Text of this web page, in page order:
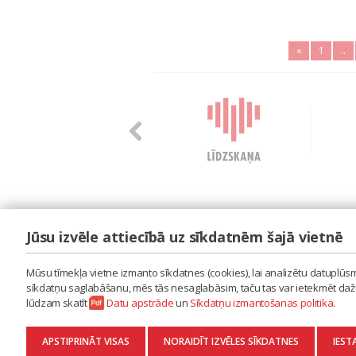
« 1 ..
LAIPA
ES RADU MŪZIKU
AKTUALITĀTES
KONTAKTI
SĪKDATŅU IZMANTOŠANAS POLITIKA
DATU APSTRĀDE
Jūsu izvēle attiecībā uz sīkdatnēm šajā vietnē
Mūsu tīmekļa vietne izmanto sīkdatnes (cookies), lai analizētu
sīkdatņu saglabāšanu, mēs tās nesaglabāsim, taču tas var ietekmēt
lūdzam skatīt
Datu apstrādeun Sīkdatņu izmantošanas politika.
APSTIPRINĀT VISAS NORAIDĪT IZVĒLES SĪKDATNES